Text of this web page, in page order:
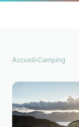
Accueil›Camping